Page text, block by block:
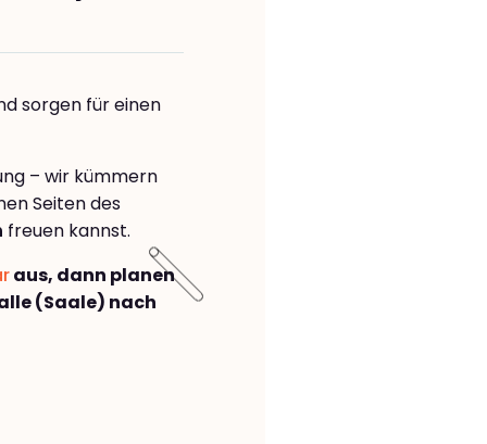
sorgen für einen
– wir kümmern
Seiten des
freuen kannst.
aus, dann planen
(Saale) nach